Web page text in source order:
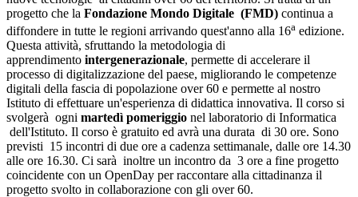
progetto che la Fondazione Mondo Digitale (FMD) continua a
diffondere in tutte le regioni arrivando quest'anno alla 16a edizione.
Questa attività, sfruttando la metodologia di
apprendimento intergenerazionale, permette di accelerare il
processo di digitalizzazione del paese, migliorando le competenze
digitali della fascia di popolazione over 60 e permette al nostro
Istituto di effettuare un'esperienza di didattica innovativa. Il corso si
svolgerà ogni martedì pomeriggio nel laboratorio di Informatica
dell'Istituto. Il corso è gratuito ed avrà una durata di 30 ore. Sono
previsti 15 incontri di due ore a cadenza settimanale, dalle ore 14.30
alle ore 16.30. Ci sarà inoltre un incontro da 3 ore a fine progetto
coincidente con un OpenDay per raccontare alla cittadinanza il
progetto svolto in collaborazione con gli over 60.